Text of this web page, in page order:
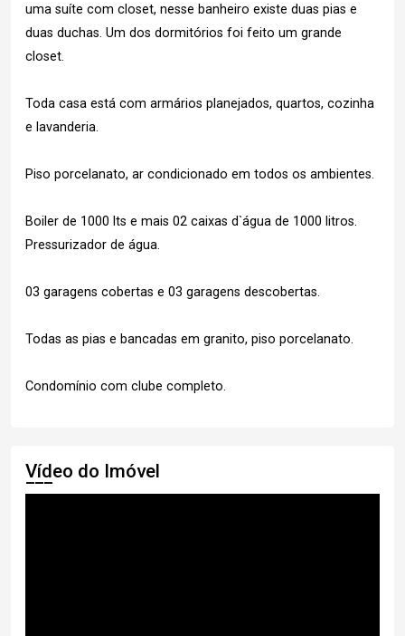
uma suíte com closet, nesse banheiro existe duas pias e
duas duchas. Um dos dormitórios foi feito um grande
closet.
Toda casa está com armários planejados, quartos, cozinha
e lavanderia.
Piso porcelanato, ar condicionado em todos os ambientes.
Boiler de 1000 lts e mais 02 caixas d`água de 1000 litros.
Pressurizador de água.
03 garagens cobertas e 03 garagens descobertas.
Todas as pias e bancadas em granito, piso porcelanato.
Condomínio com clube completo.
Vídeo do Imóvel